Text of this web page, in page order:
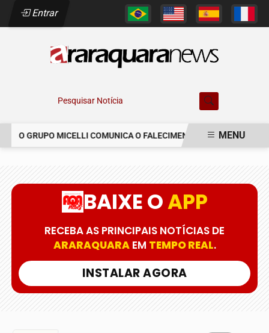
Entrar
Pesquisar Notícia
O GRUPO MICELLI COMUNICA O FALECIMENTO DO SR. MARCELO
MENU
BAIXE OAPP
RECEBA AS PRINCIPAIS NOTÍCIAS DE
ARARAQUARAEM TEMPO REAL.
INSTALAR AGORA